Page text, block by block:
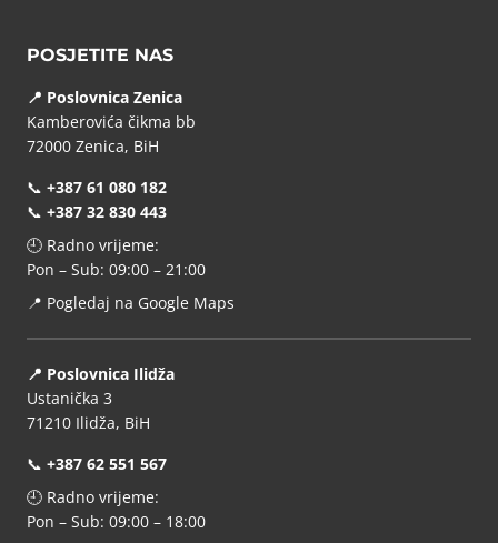
POSJETITE NAS
📍 Poslovnica Zenica
Kamberovića čikma bb
72000 Zenica, BiH
📞 +387 61 080 182
📞 +387 32 830 443
🕘 Radno vrijeme:
Pon – Sub: 09:00 – 21:00
📍 Pogledaj na Google Maps
📍 Poslovnica Ilidža
Ustanička 3
71210 Ilidža, BiH
📞 +387 62 551 567
🕘 Radno vrijeme:
Pon – Sub: 09:00 – 18:00